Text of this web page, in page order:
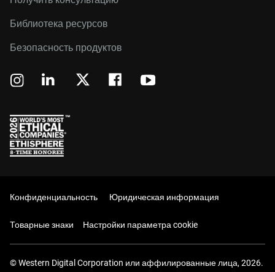
Библиотека ресурсов
Безопасность продуктов
Конфиденциальность Юридическая информация
Товарные знаки Настройки параметра cookie
© Western Digital Corporation или аффилированные лица, 2026.